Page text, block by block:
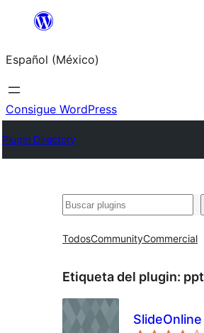
Saltar
contenido
Español (México)
Consigue WordPress
Plugin Directory
Buscar
TodosCommunityCommercial
Etiqueta del plugin: ppt
SlideOnline